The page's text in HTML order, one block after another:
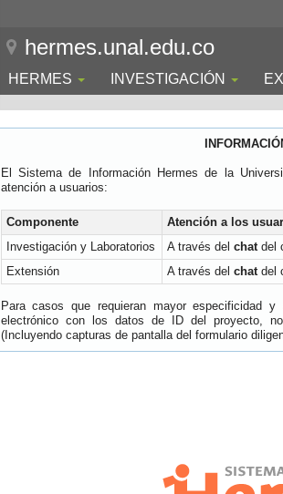
hermes.unal.edu.co
HERMES INVESTIGACIÓN
El Sistema de Información Hermes de la
atención a usuarios:
Componente Atención a los
Investigación y Laboratorios
A través del chatdel
Extensión
A través del chatdel
Para casos que requieran mayor especificidad
electrónico con los datos de ID del proyecto,
(Incluyendo capturas de pantalla del formulario